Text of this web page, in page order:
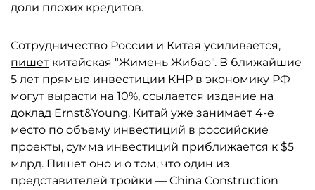
доли плохих кредитов.
Сотрудничество России и Китая усиливается,
пишет китайская "Жимень Жибао". В ближайшие
5 лет прямые инвестиции КНР в экономику РФ
могут вырасти на 10%, ссылается издание на
доклад Ernst&Young. Китай уже занимает 4-е
место по объему инвестиций в российские
проекты, сумма инвестиций приближается к $5
млрд. Пишет оно и о том, что один из
представителей тройки — China Construction